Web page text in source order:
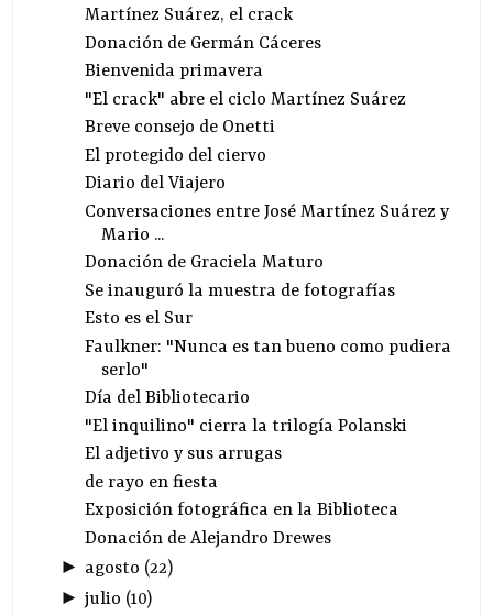
Martínez Suárez, el crack
Donación de Germán Cáceres
Bienvenida primavera
"El crack" abre el ciclo Martínez Suárez
Breve consejo de Onetti
El protegido del ciervo
Diario del Viajero
Conversaciones entre José Martínez Suárez y
Mario ...
Donación de Graciela Maturo
Se inauguró la muestra de fotografías
Esto es el Sur
Faulkner: "Nunca es tan bueno como pudiera
serlo"
Día del Bibliotecario
"El inquilino" cierra la trilogía Polanski
El adjetivo y sus arrugas
de rayo en fiesta
Exposición fotográfica en la Biblioteca
Donación de Alejandro Drewes
► agosto (22)
► julio (10)